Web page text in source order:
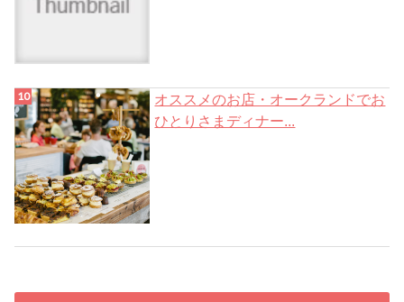
オススメのお店・オークランドでお
ひとりさまディナー...